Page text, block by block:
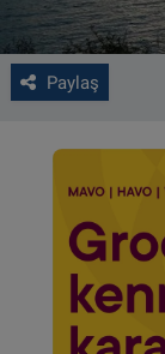
Paylaş